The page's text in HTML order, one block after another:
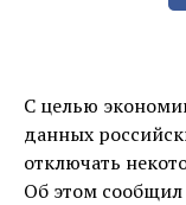
С целью
данных
отключать
Об этом